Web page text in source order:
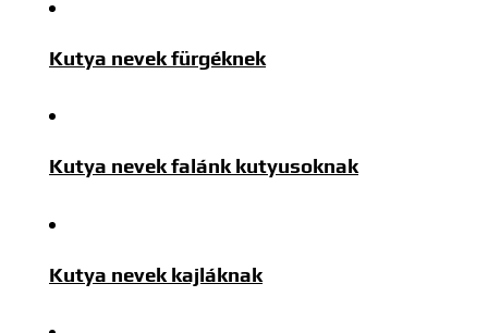
Kutya nevek fürgéknek
Kutya nevek falánk kutyusoknak
Kutya nevek kajláknak